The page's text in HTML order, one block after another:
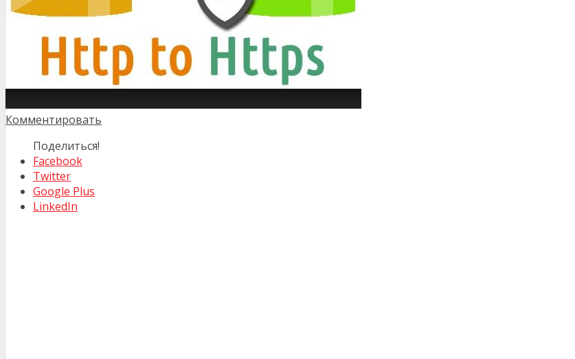
Комментировать
Поделиться!
Facebook
Twitter
Google Plus
LinkedIn